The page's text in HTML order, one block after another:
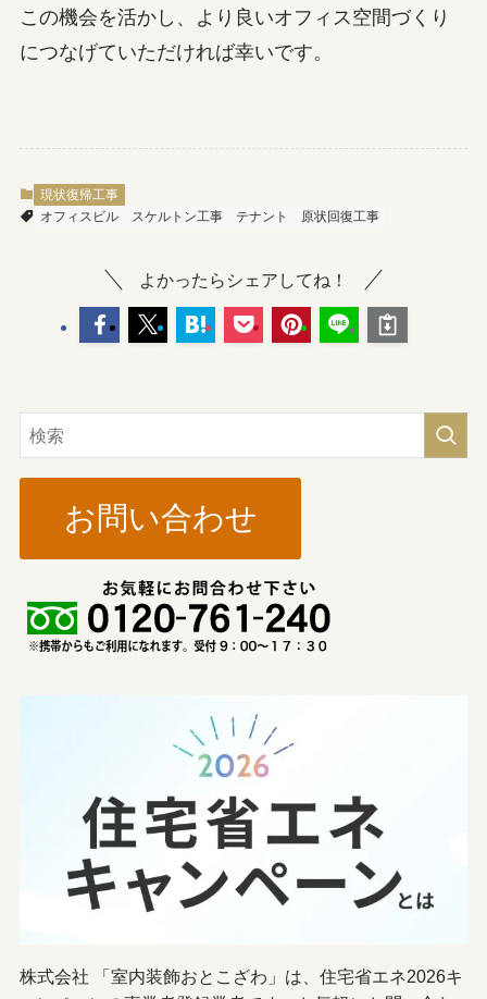
この機会を活かし、より良いオフィス空間づくり
につなげていただければ幸いです。
現状復帰工事
オフィスビル
スケルトン工事 テナント 原状回復工事
よかったらシェアしてね！
お問い合わせ
株式会社 「室内装飾おとこざわ」は、住宅省エネ2026キ